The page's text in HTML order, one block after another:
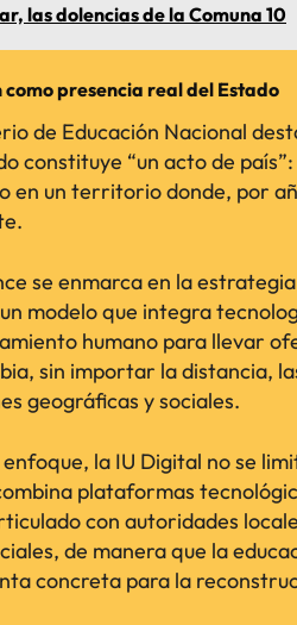
las dolencias de la Comuna 10
como presencia real del Estado
de Educación Nacional
constituye “un acto de
en un territorio donde, por
se enmarca en la
modelo que integra
humano para llevar
sin importar la distancia,
geográficas y sociales.
la IU Digital no se
plataformas
con autoridades
de manera que la
concreta para la